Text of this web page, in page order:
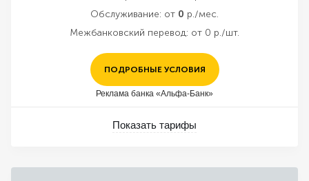
Обслуживание: от 0 р./мес.
Межбанковский перевод: от 0 р./шт.
ПОДРОБНЫЕ УСЛОВИЯ
Реклама банка «Альфа-Банк»
Показать тарифы